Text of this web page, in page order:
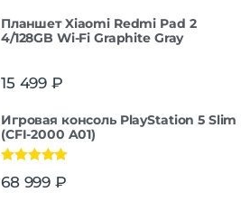
Планшет Xiaomi Redmi Pad 2
4/128GB Wi-Fi Graphite Gray
15 499 ₽
Игровая консоль PlayStation 5 Slim
(CFI-2000 A01)
из 5
68 999 ₽